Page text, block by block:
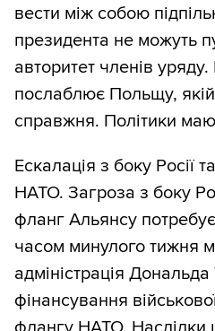
вести між собою
президента не можуть
авторитет членів
послаблює Польщу,
справжня. Політики
Ескалація з боку Росії
НАТО. Загроза з боку
фланг Альянсу
часом минулого тижня
адміністрація
фінансування